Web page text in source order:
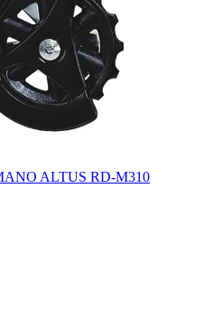
ALTUS RD-M310